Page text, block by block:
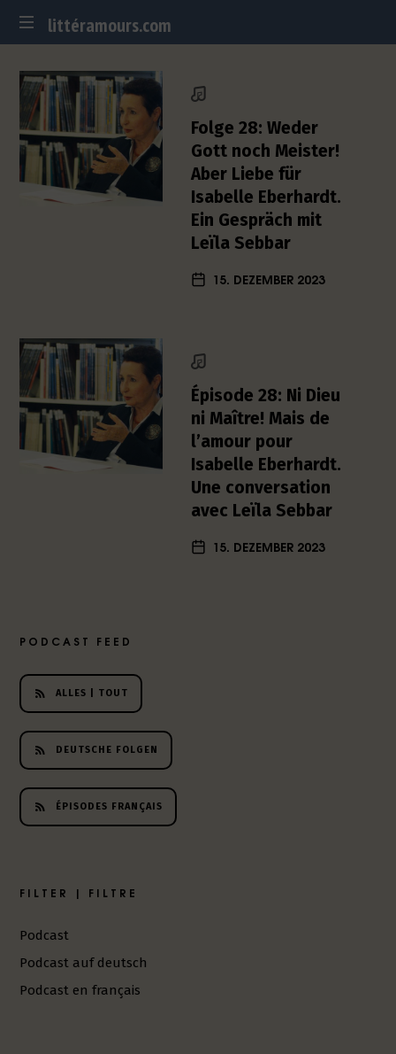
littéramours.com
littéramours.com
e
s
c
-
i
h
L
-
Folge 28: Weder
Gott noch Meister!
Aber Liebe für
Isabelle Eberhardt.
Ein Gespräch mit
Leïla Sebbar
15. DEZEMBER 2023
Épisode 28: Ni Dieu
ni Maître! Mais de
l’amour pour
Isabelle Eberhardt.
Une conversation
avec Leïla Sebbar
15. DEZEMBER 2023
PODCAST FEED
ALLES | TOUT
DEUTSCHE FOLGEN
ÉPISODES FRANÇAIS
FILTER | FILTRE
Podcast
Podcast auf deutsch
Podcast en français